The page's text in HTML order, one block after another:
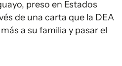
preso en Estados
de una carta que la DEA
a su familia y pasar el